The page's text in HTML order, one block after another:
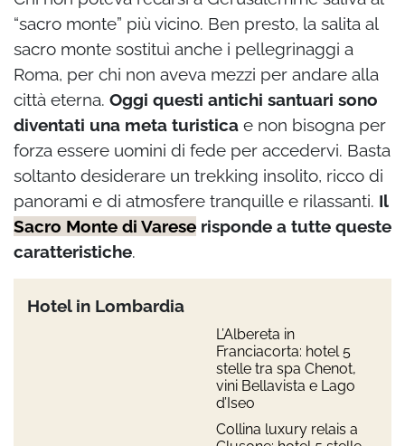
“sacro monte” più vicino. Ben presto, la salita al
sacro monte sostituì anche i pellegrinaggi a
Roma, per chi non aveva mezzi per andare alla
città eterna. Oggi questi antichi santuari sono
diventati una meta turistica e non bisogna per
forza essere uomini di fede per accedervi. Basta
soltanto desiderare un trekking insolito, ricco di
panorami e di atmosfere tranquille e rilassanti. Il
Sacro Monte di Varese risponde a tutte queste
caratteristiche.
Hotel in Lombardia
L’Albereta in
Franciacorta: hotel 5
stelle tra spa Chenot,
vini Bellavista e Lago
d’Iseo
Collina luxury relais a